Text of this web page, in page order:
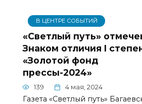
В ЦЕНТРЕ СОБЫТИЙ
«Светлый путь»
Знаком отличия I
«Золотой фонд
прессы-2024»
139 4 мая, 2024
Газета «Светлый путь»